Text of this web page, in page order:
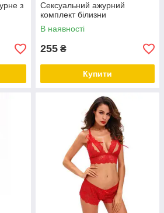
з
Сексуальний ажурний
комплект білизни
В наявності
255 ₴
Купити